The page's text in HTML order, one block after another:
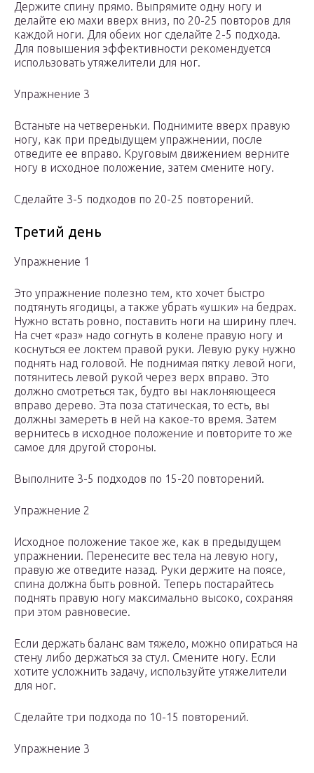
Держите спину прямо. Выпрямите одну ногу и
делайте ею махи вверх вниз, по 20-25 повторов для
каждой ноги. Для обеих ног сделайте 2-5 подхода.
Для повышения эффективности рекомендуется
использовать утяжелители для ног.
Упражнение 3
Встаньте на четвереньки. Поднимите вверх правую
ногу, как при предыдущем упражнении, после
отведите ее вправо. Круговым движением верните
ногу в исходное положение, затем смените ногу.
Сделайте 3-5 подходов по 20-25 повторений.
Третий день
Упражнение 1
Это упражнение полезно тем, кто хочет быстро
подтянуть ягодицы, а также убрать «ушки» на бедрах.
Нужно встать ровно, поставить ноги на ширину плеч.
На счет «раз» надо согнуть в колене правую ногу и
коснуться ее локтем правой руки. Левую руку нужно
поднять над головой. Не поднимая пятку левой ноги,
потянитесь левой рукой через верх вправо. Это
должно смотреться так, будто вы наклоняющееся
вправо дерево. Эта поза статическая, то есть, вы
должны замереть в ней на какое-то время. Затем
вернитесь в исходное положение и повторите то же
самое для другой стороны.
Выполните 3-5 подходов по 15-20 повторений.
Упражнение 2
Исходное положение такое же, как в предыдущем
упражнении. Перенесите вес тела на левую ногу,
правую же отведите назад. Руки держите на поясе,
спина должна быть ровной. Теперь постарайтесь
поднять правую ногу максимально высоко, сохраняя
при этом равновесие.
Если держать баланс вам тяжело, можно опираться на
стену либо держаться за стул. Смените ногу. Если
хотите усложнить задачу, используйте утяжелители
для ног.
Сделайте три подхода по 10-15 повторений.
Упражнение 3